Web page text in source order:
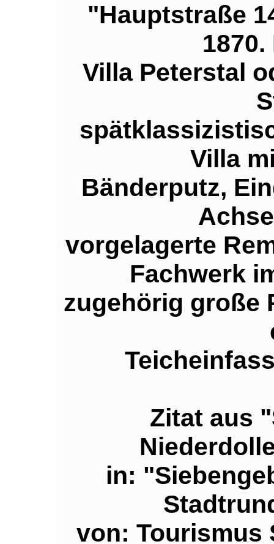
"Hauptstraße
Villa Peterstal
Villa
Bänderputz,
vorgelagerte
Fachwerk
zugehörig große
Zitat aus
in:
von: Tourismus